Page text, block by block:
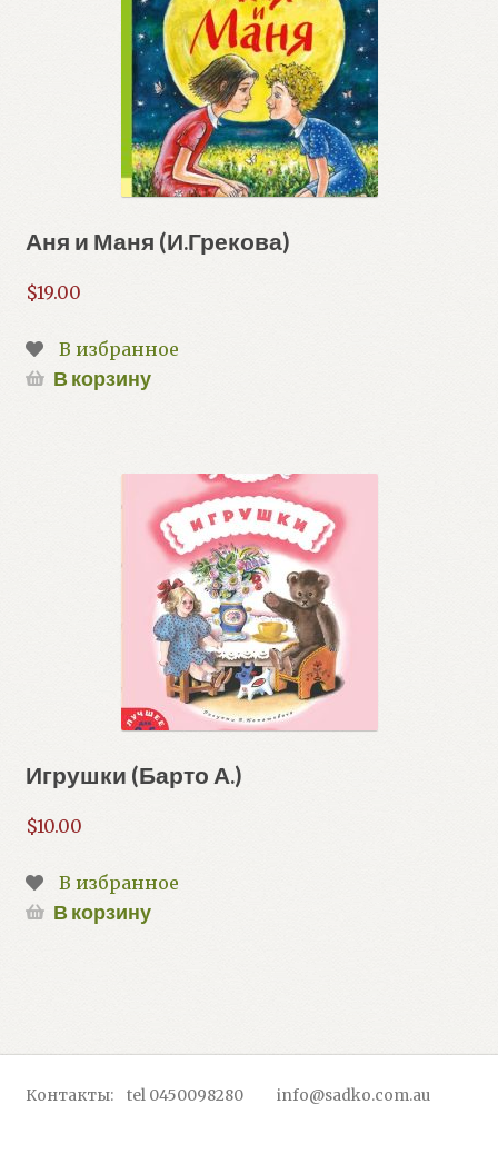
Аня и Маня (И.Грекова)
$19.00
В избранное
В корзину
Игрушки (Барто А.)
$10.00
В избранное
В корзину
Контакты: tel 0450098280 info@sadko.com.au